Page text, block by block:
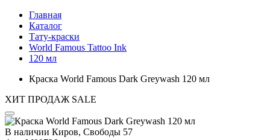
Главная
Каталог
Тату-краски
World Famous Tattoo Ink
120 мл
Краска World Famous Dark Greywash 120 мл
ХИТ ПРОДАЖ SALE
В наличии Киров, Свободы 57